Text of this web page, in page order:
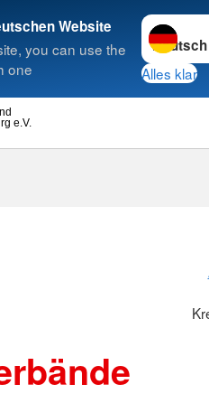
Website
you can use the
one
Sprache
Alles klar
e.V.
Suche